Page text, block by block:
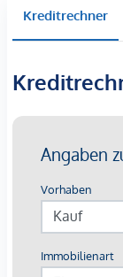
AUFZUG -
Errichtung
Öffentliche
Buslinie:
Kreditrechner